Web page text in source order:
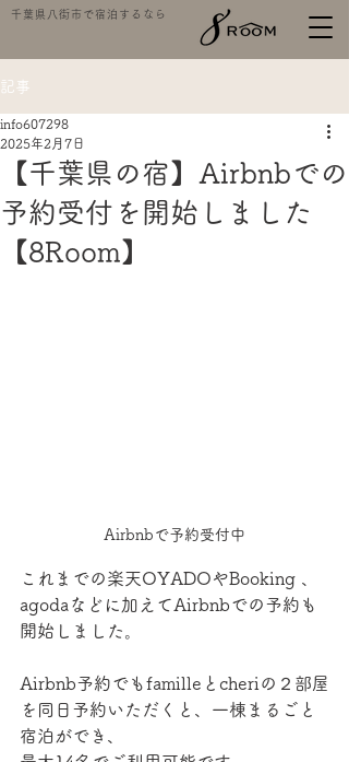
千葉県八街市で宿泊するなら
記事
【千葉県の宿】Airbnbでの
予約受付を開始しました
【8Room】
info607298
2025年2月7日
Airbnbで予約受付中
これまでの楽天OYADOやBooking 、
agodaなどに加えてAirbnbでの予約も
開始しました。
Airbnb予約でもfamilleとcheriの２部屋
を同日予約いただくと、一棟まるごと
宿泊ができ、